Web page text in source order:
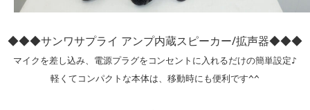
◆◆◆サンワサプライ アンプ内蔵スピーカー/拡声器◆◆◆
マイクを差し込み、電源プラグをコンセントに入れるだけの簡単設定♪
軽くてコンパクトな本体は、移動時にも便利です^^